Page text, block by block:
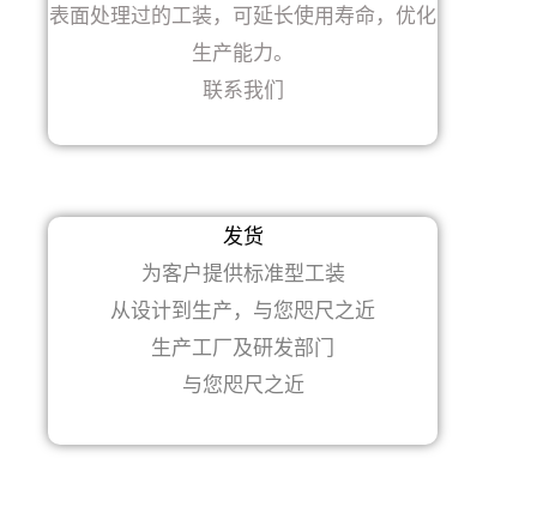
表面处理过的工装，可延长使用寿命，优化
生产能力。
联系我们
发货
为客户提供标准型工装
从设计到生产，与您咫尺之近
生产工厂及研发部门
与您咫尺之近